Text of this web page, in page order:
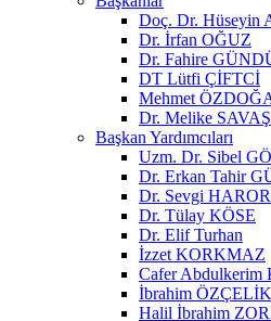
Doç. Dr. Hüseyin
Dr. İrfan OĞUZ
Dr. Fahire
DT Lütfi ÇİFTCİ
Mehmet
Dr. Melike SAVAŞ
Başkan Yardımcıları
Uzm. Dr. Sibel
Dr. Erkan Tahir
Dr. Sevgi
Dr. Tülay KÖSE
Dr. Elif Turhan
İzzet KORKMAZ
Cafer
İbrahim ÖZÇELİK
Halil İbrahim